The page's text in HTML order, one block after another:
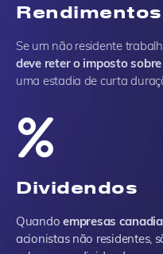
Rendimentos
Se um não residente
deve reter o imposto
uma estadia de curta
Dividendos
Quandoempresas
acionistas não residentes,